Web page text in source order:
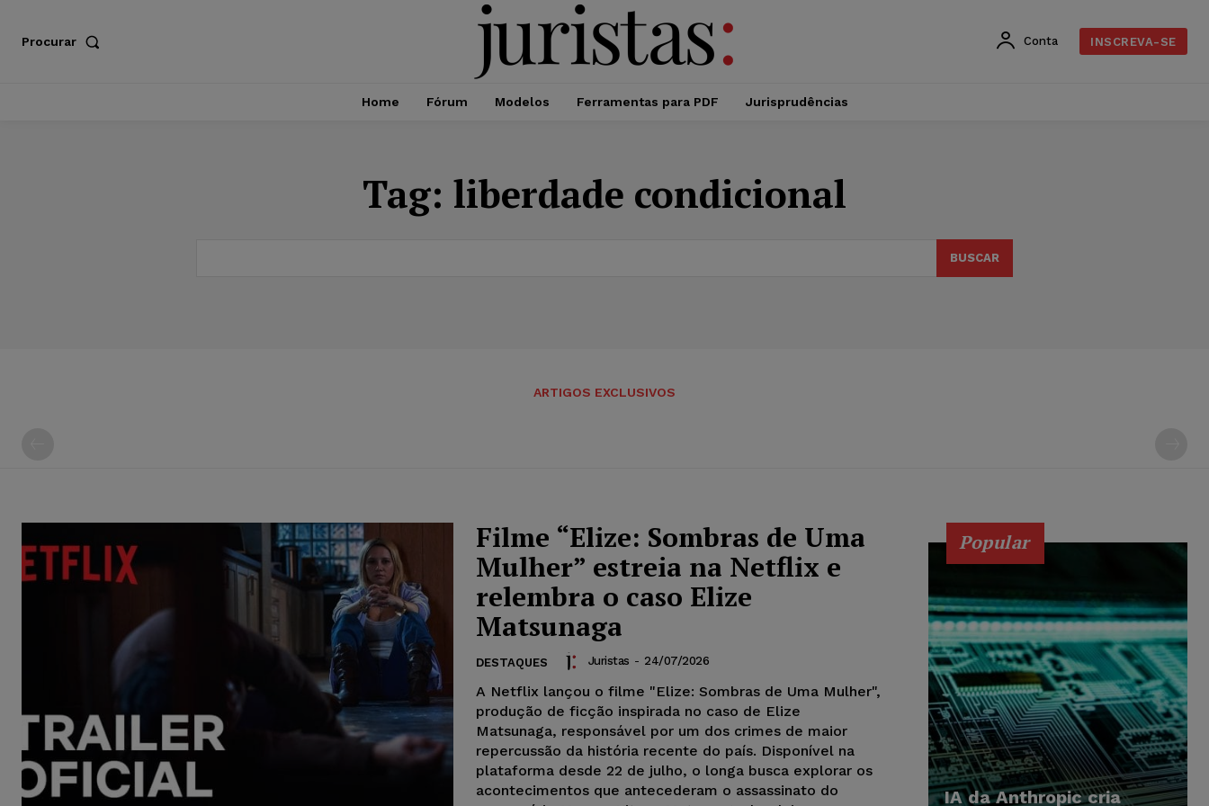
Procurar Conta INSCREVA-SE
Home Fórum Modelos Ferramentas para PDF Jurisprudências
Tag: liberdade condicional
BUSCAR
ARTIGOS EXCLUSIVOS
Filme “Elize: Sombras de Uma
Mulher” estreia na Netflix e
relembra o caso Elize
Matsunaga
DESTAQUES Juristas - 24/07/2026
A Netflix lançou o filme "Elize: Sombras de Uma Mulher",
produção de ficção inspirada no caso de Elize
Matsunaga, responsável por um dos crimes de maior
repercussão da história recente do país. Disponível na
plataforma desde 22 de julho, o longa busca explorar os
acontecimentos que antecederam o assassinato do
Popular
IA da Anthropic cria